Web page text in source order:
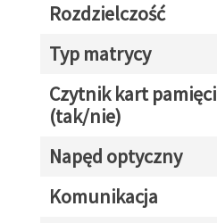
Rozdzielczość
Typ matrycy
Czytnik kart pamięci
(tak/nie)
Napęd optyczny
Komunikacja